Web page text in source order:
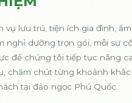
vụ lưu trú, tiện ích gia đình,
nghỉ dưỡng trọn gói, mỗi sự
để chúng tôi tiếp tục nâng
chăm chút từng khoảnh
tại đảo ngọc Phú Quốc.